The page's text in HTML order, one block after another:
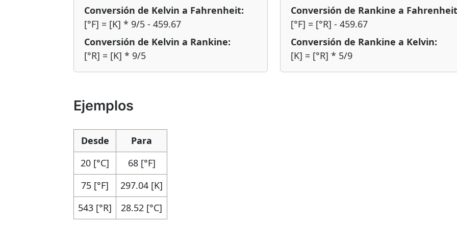
Conversión de Kelvin a Fahrenheit:
[°F] = [K] * 9/5 - 459.67
Conversión de Kelvin a Rankine:
[°R] = [K] * 9/5
Conversión de Rankine a
[°F] = [°R] - 459.67
Conversión de Rankine a Kelvin:
[K] = [°R] * 5/9
Ejemplos
Desde
Para
20 [°C]
68 [°F]
75 [°F]
297.04 [K]
543 [°R]
28.52 [°C]